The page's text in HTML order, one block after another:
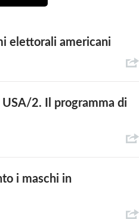
elettorali americani
USA/2. Il programma di
i maschi in